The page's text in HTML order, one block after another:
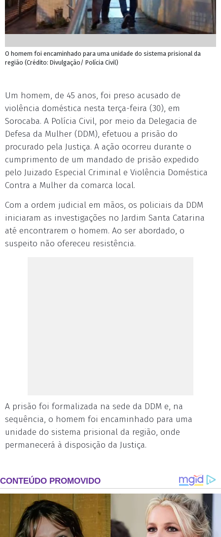
O homem foi encaminhado para uma unidade do sistema prisional da
região (Crédito: Divulgação/ Polícia Civil)
Um homem, de 45 anos, foi preso acusado de
violência doméstica nesta terça-feira (30), em
Sorocaba. A Polícia Civil, por meio da Delegacia de
Defesa da Mulher (DDM), efetuou a prisão do
procurado pela Justiça. A ação ocorreu durante o
cumprimento de um mandado de prisão expedido
pelo Juizado Especial Criminal e Violência Doméstica
Contra a Mulher da comarca local.
Com a ordem judicial em mãos, os policiais da DDM
iniciaram as investigações no Jardim Santa Catarina
até encontrarem o homem. Ao ser abordado, o
suspeito não ofereceu resistência.
A prisão foi formalizada na sede da DDM e, na
sequência, o homem foi encaminhado para uma
unidade do sistema prisional da região, onde
permanecerá à disposição da Justiça.